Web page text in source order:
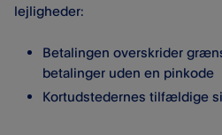
lejligheder:
Betalingen overskrider
betalinger uden en pinkode
Kortudstedernes tilfældige